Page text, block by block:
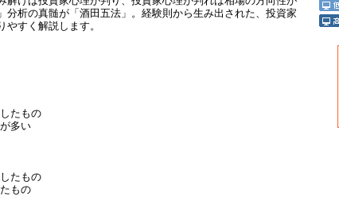
析の真髄が「酒田五法」。経験則から生み出された、投資家
すく解説します。
たもの
多い
たもの
もの